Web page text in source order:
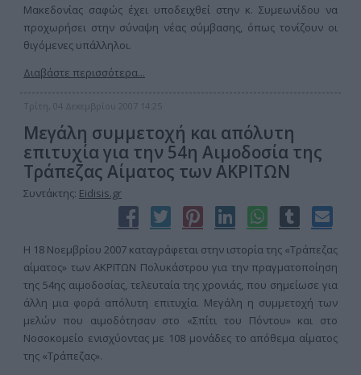
Μακεδονίας σαφώς έχει υποδειχθεί στην κ. Συμεωνίδου να
προχωρήσει στην σύναψη νέας σύμβασης, όπως τονίζουν οι
θιγόμενες υπάλληλοι.
Διαβάστε περισσότερα...
Τρίτη, 04 Δεκεμβρίου 2007 14:25
Μεγάλη συμμετοχή και απόλυτη
επιτυχία για την 54η Αιμοδοσία της
Τράπεζας Αίματος των ΑΚΡΙΤΩΝ
Συντάκτης: Eidisis.gr
Η 18 Νοεμβρίου 2007 καταγράφεται στην ιστορία της «Τράπεζας
αίματος» των ΑΚΡΙΤΩΝ Πολυκάστρου για την πραγματοποίηση
της 54ης αιμοδοσίας, τελευταία της χρονιάς, που σημείωσε για
άλλη μια φορά απόλυτη επιτυχία. Μεγάλη η συμμετοχή των
μελών που αιμοδότησαν στο «Σπίτι του Πόντου» και στο
Νοσοκομείο ενισχύοντας με 108 μονάδες το απόθεμα αίματος
της «Τράπεζας».